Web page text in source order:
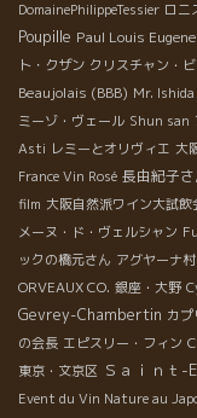
DomainePhilippeTessier ロニ
Poupille Paul Louis Eugene
ト・クザン クリスチャン・
Beaujolais (BBB) Mr.
ミーゾ・ヴェール Shun san
Asti レミーとオリヴィエ 大
France Vin Rosé 長由紀子さ
film 大阪自然派ワイン大試飲
メーヌ・ド・ヴェルシャン
ックの橋元さん アグヤーナ村
ORVEAUX CO. 銀座・大野
Gevrey-Chambertin カ
の会長 エピスリー・フィン
東京・文京区 Ｓａｉｎｔ-
Event du Vin Nature au